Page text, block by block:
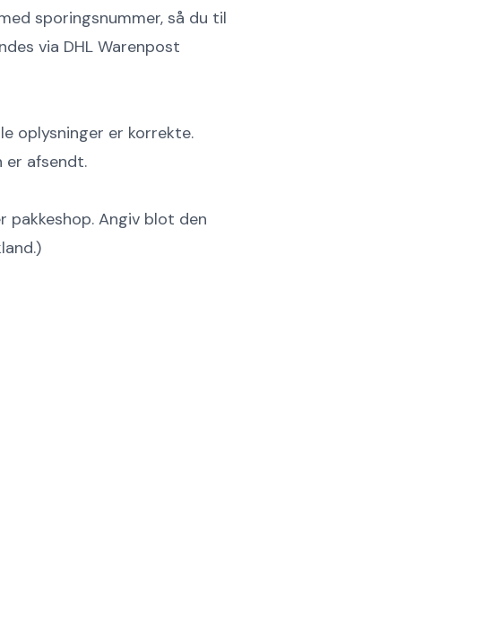
sporingsnummer, så du til
via DHL Warenpost
oplysninger er korrekte.
er afsendt.
pakkeshop. Angiv blot den